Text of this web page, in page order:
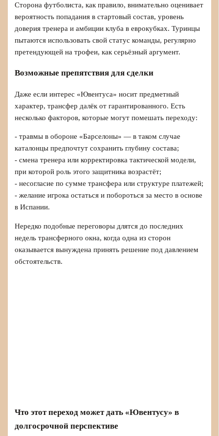
Сторона футболиста, как правило, внимательно оценивает
вероятность попадания в стартовый состав, уровень
доверия тренера и амбиции клуба в еврокубках. Туринцы
пытаются использовать свой статус команды, регулярно
претендующей на трофеи, как серьёзный аргумент.
Возможные препятствия для сделки
Даже если интерес «Ювентуса» носит предметный
характер, трансфер далёк от гарантированного. Есть
несколько факторов, которые могут помешать переходу:
- травмы в обороне «Барселоны» — в таком случае
каталонцы предпочтут сохранить глубину состава;
- смена тренера или корректировка тактической модели,
при которой роль этого защитника возрастёт;
- несогласие по сумме трансфера или структуре платежей;
- желание игрока остаться и побороться за место в основе
в Испании.
Нередко подобные переговоры длятся до последних
недель трансферного окна, когда одна из сторон
оказывается вынуждена принять решение под давлением
обстоятельств.
Что этот переход может дать «Ювентусу» в
долгосрочной перспективе